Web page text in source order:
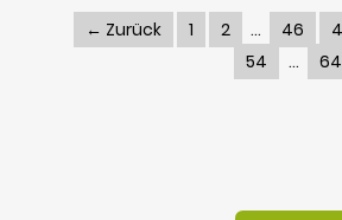
← Zurück 1 2 46
54
64